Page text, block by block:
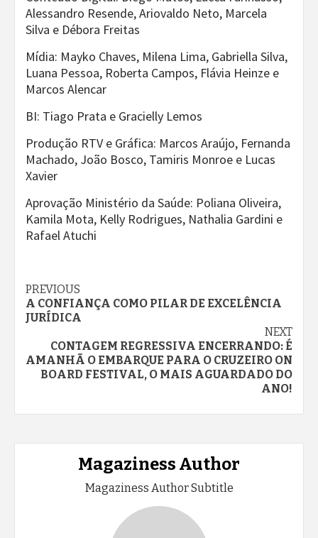
Alessandro Resende, Ariovaldo Neto, Marcela
Silva e Débora Freitas
Mídia: Mayko Chaves, Milena Lima, Gabriella Silva,
Luana Pessoa, Roberta Campos, Flávia Heinze e
Marcos Alencar
BI: Tiago Prata e Gracielly Lemos
Produção RTV e Gráfica: Marcos Araújo, Fernanda
Machado, João Bosco, Tamiris Monroe e Lucas
Xavier
Aprovação Ministério da Saúde: Poliana Oliveira,
Kamila Mota, Kelly Rodrigues, Nathalia Gardini e
Rafael Atuchi
Continue
Reading
PREVIOUS
A CONFIANÇA COMO PILAR DE EXCELÊNCIA
JURÍDICA
NEXT
CONTAGEM REGRESSIVA ENCERRANDO: É
AMANHÃ O EMBARQUE PARA O CRUZEIRO ON
BOARD FESTIVAL, O MAIS AGUARDADO DO
ANO!
Magaziness Author
Magaziness Author Subtitle